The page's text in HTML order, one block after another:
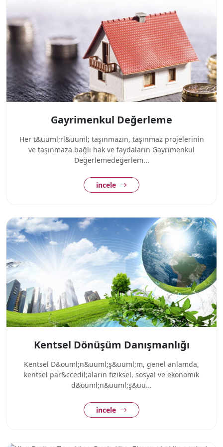
Gayrimenkul Değerleme
Her t&uuml;rl&uuml; taşınmazın, taşınmaz projelerinin
ve taşınmaza bağlı hak ve faydaların Gayrimenkul
Değerlemedeğerlem...
incele
Kentsel Dönüşüm Danışmanlığı
Kentsel D&ouml;n&uuml;ş&uuml;m, genel anlamda,
kentsel par&ccedil;aların fiziksel, sosyal ve ekonomik
d&ouml;n&uuml;ş&uu...
incele